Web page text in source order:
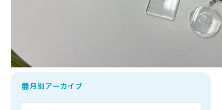
月別アーカイブ